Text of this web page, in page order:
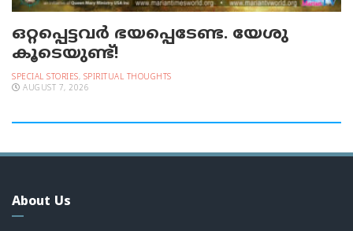
ഒറ്റപ്പെട്ടവര്‍ ഭയപ്പെടേണ്ട. യേശു
കൂടെയുണ്ട്!
SPECIAL STORIES, SPIRITUAL THOUGHTS
AUGUST 7, 2026
About Us